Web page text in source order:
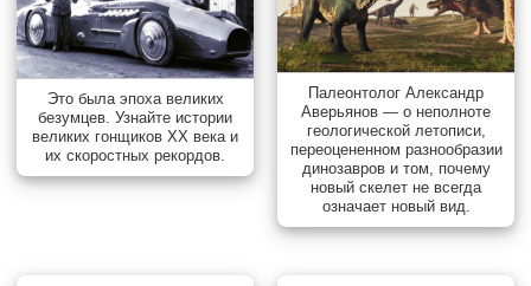
Это была эпоха великих
безумцев. Узнайте истории
великих гонщиков XX века и
их скоростных рекордов.
Палеонтолог Александр
Аверьянов — о неполноте
геологической летописи,
переоцененном разнообразии
динозавров и том, почему
новый скелет не всегда
означает новый вид.